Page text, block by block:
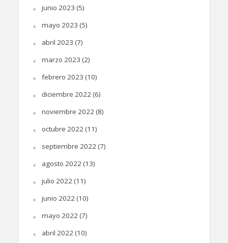
junio 2023 (5)
mayo 2023 (5)
abril 2023 (7)
marzo 2023 (2)
febrero 2023 (10)
diciembre 2022(6)
noviembre 2022(8)
octubre 2022(11)
septiembre 2022(7)
agosto 2022(13)
julio 2022(11)
junio 2022(10)
mayo 2022(7)
abril 2022(10)